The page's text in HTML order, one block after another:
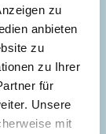
zu
anbieten
zu
zu Ihrer
für
Unsere
mit